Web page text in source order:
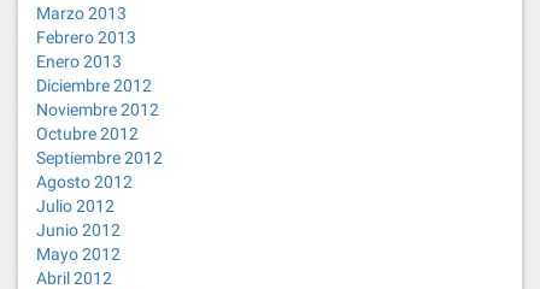
Marzo 2013
Febrero 2013
Enero 2013
Diciembre 2012
Noviembre 2012
Octubre 2012
Septiembre 2012
Agosto 2012
Julio 2012
Junio 2012
Mayo 2012
Abril 2012